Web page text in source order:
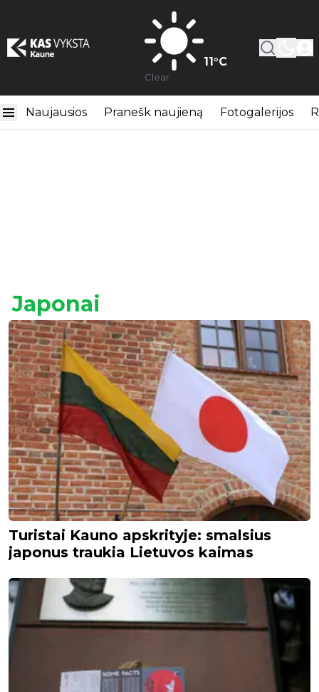
11°C
Clear
Naujausios Pranešk naujieną Fotogalerijos
Japonai
Turistai Kauno apskrityje: smalsius
japonus traukia Lietuvos kaimas